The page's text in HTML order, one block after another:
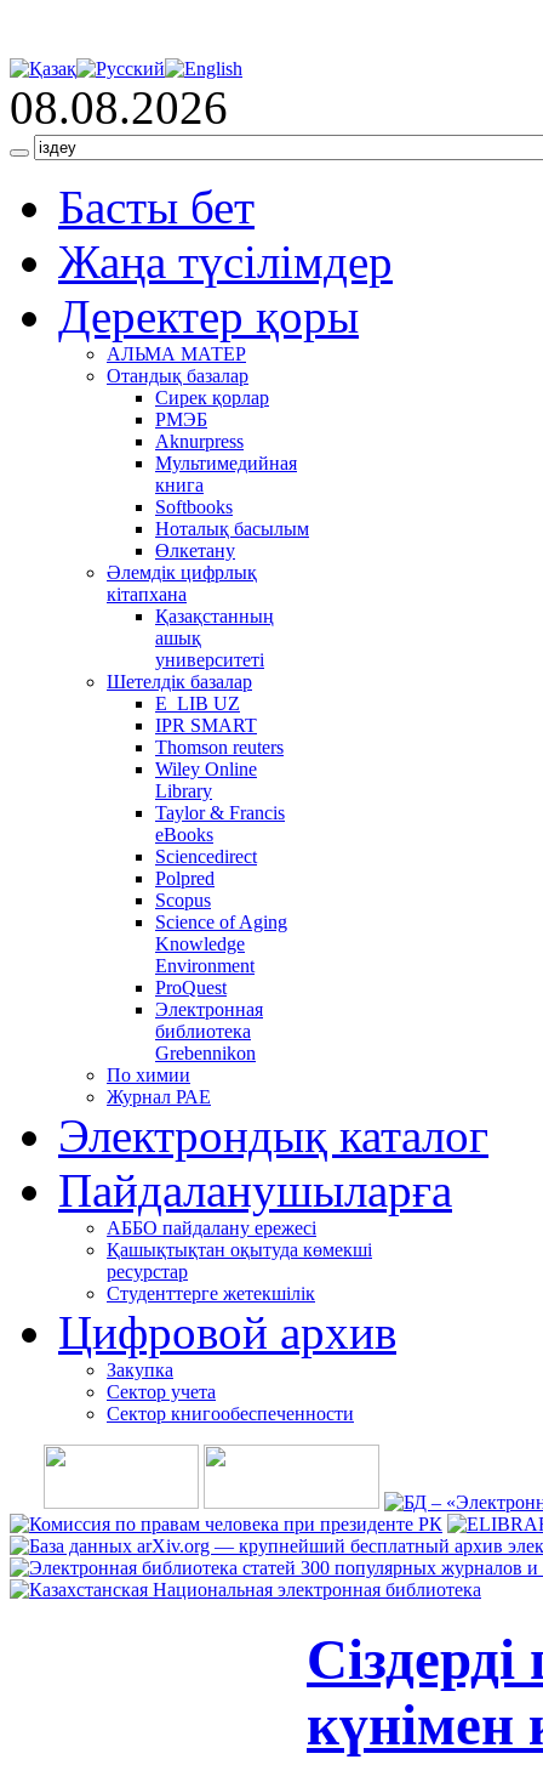
08.08.2026
Басты бет
Жаңа түсілімдер
Деректер қоры
АЛЬМА МАТЕР
Отандық базалар
Сирек қорлар
РМЭБ
Аknurpress
Мультимедийная
книга
Softbooks
Ноталық басылым
Өлкетану
Әлемдік цифрлық
кітапхана
Қазақстанның
ашық
университеті
Шетелдік базалар
E_LIB UZ
IPR SMART
Thomson reuters
Wiley Online
Library
Taylor & Francis
eBooks
Sciencedirect
Polpred
Scopus
Science of Aging
Knowledge
Environment
ProQuest
Электронная
библиотека
Grebennikon
По химии
Журнал РАЕ
Электрондық каталог
Пайдаланушыларға
АББО пайдалану ережесі
Қашықтықтан оқытуда көмекші
ресурстар
Студенттерге жетекшілік
Цифровой архив
Закупка
Сектор учета
Сектор книгообеспеченности